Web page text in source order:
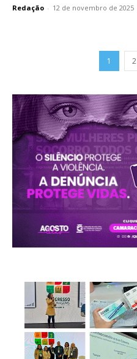
Redação - 12 de novembro de 2025
1 2